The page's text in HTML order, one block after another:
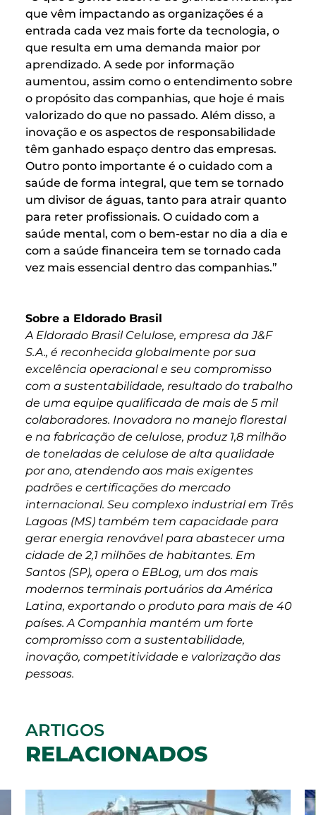
que vêm impactando as organizações é a
entrada cada vez mais forte da tecnologia, o
que resulta em uma demanda maior por
aprendizado. A sede por informação
aumentou, assim como o entendimento sobre
o propósito das companhias, que hoje é mais
valorizado do que no passado. Além disso, a
inovação e os aspectos de responsabilidade
têm ganhado espaço dentro das empresas.
Outro ponto importante é o cuidado com a
saúde de forma integral, que tem se tornado
um divisor de águas, tanto para atrair quanto
para reter profissionais. O cuidado com a
saúde mental, com o bem-estar no dia a dia e
com a saúde financeira tem se tornado cada
vez mais essencial dentro das companhias.”
Sobre a Eldorado Brasil
A Eldorado Brasil Celulose, empresa da J&F
S.A., é reconhecida globalmente por sua
excelência operacional e seu compromisso
com a sustentabilidade, resultado do trabalho
de uma equipe qualificada de mais de 5 mil
colaboradores. Inovadora no manejo florestal
e na fabricação de celulose, produz 1,8 milhão
de toneladas de celulose de alta qualidade
por ano, atendendo aos mais exigentes
padrões e certificações do mercado
internacional. Seu complexo industrial em Três
Lagoas (MS) também tem capacidade para
gerar energia renovável para abastecer uma
cidade de 2,1 milhões de habitantes. Em
Santos (SP), opera o EBLog, um dos mais
modernos terminais portuários da América
Latina, exportando o produto para mais de 40
países. A Companhia mantém um forte
compromisso com a sustentabilidade,
inovação, competitividade e valorização das
pessoas.
ARTIGOS
RELACIONADOS